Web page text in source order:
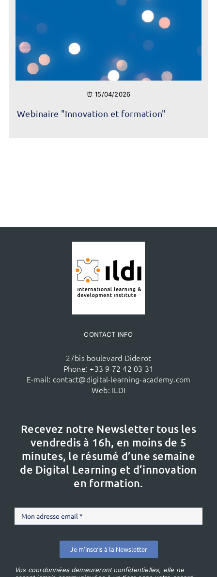
⏰ 15/04/2026
Webinaire "Innovation et formation"
CONTACT INFO
27bis boulevard Diderot
Phone: +33 9 72 42 03 31
E-mail: contact@digital-learning-academy.com
Web: ILDI
Recevez notre Newsletter tous les
vendredis à 16h, en moins de 5
minutes, le résumé d’une semaine
de Digital Learning et d’innovation
en formation.
Je m'inscris à la Newsletter
Vos coordonnées demeureront confidentielles, elle ne